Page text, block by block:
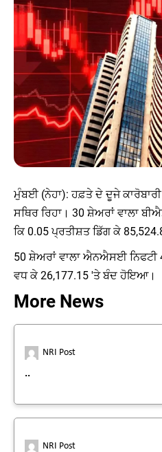
ਮੁੰਬਈ (ਨੇਹਾ): ਹਫ਼ਤੇ ਦੇ ਦੂਜੇ
ਸਥਿਰ ਰਿਹਾ। 30 ਸ਼ੇਅਰਾਂ ਵਾਲਾ
ਕਿ 0.05 ਪ੍ਰਤੀਸ਼ਤ ਡਿੱਗ ਕੇ
50 ਸ਼ੇਅਰਾਂ ਵਾਲਾ ਐਨਐਸਈ ਨਿਫਟੀ
ਵਧ ਕੇ 26,177.15 'ਤੇ ਬੰਦ ਹੋਇਆ।
More News
NRI Post
..
NRI Post